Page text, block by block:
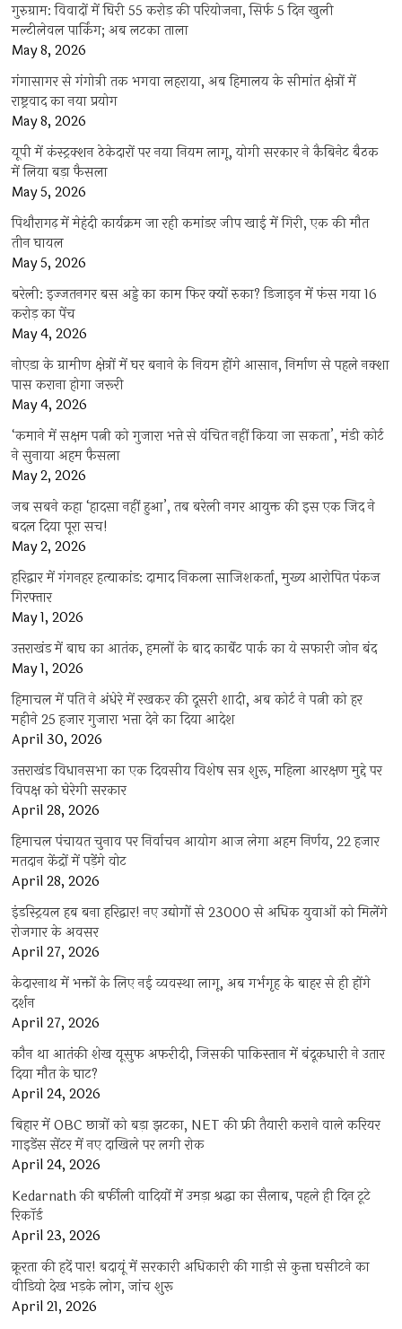
गुरुग्राम: विवादों में घिरी 55 करोड़ की परियोजना, सिर्फ 5 दिन खुली
मल्टीलेवल पार्किंग; अब लटका ताला
May 8, 2026
गंगासागर से गंगोत्री तक भगवा लहराया, अब हिमालय के सीमांत क्षेत्रों में
राष्ट्रवाद का नया प्रयोग
May 8, 2026
यूपी में कंस्ट्रक्शन ठेकेदारों पर नया नियम लागू, योगी सरकार ने कैबिनेट बैठक
में लिया बड़ा फैसला
May 5, 2026
पिथौरागढ़ में मेहंदी कार्यक्रम जा रही कमांडर जीप खाई में गिरी, एक की मौत
तीन घायल
May 5, 2026
बरेली: इज्जतनगर बस अड्डे का काम फिर क्यों रुका? डिजाइन में फंस गया 16
करोड़ का पेंच
May 4, 2026
नोएडा के ग्रामीण क्षेत्रों में घर बनाने के नियम होंगे आसान, निर्माण से पहले नक्शा
पास कराना होगा जरूरी
May 4, 2026
‘कमाने में सक्षम पत्नी को गुजारा भत्ते से वंचित नहीं किया जा सकता’, मंडी कोर्ट
ने सुनाया अहम फैसला
May 2, 2026
जब सबने कहा ‘हादसा नहीं हुआ’, तब बरेली नगर आयुक्त की इस एक जिद ने
बदल दिया पूरा सच!
May 2, 2026
हरिद्वार में गंगनहर हत्याकांड: दामाद निकला साजिशकर्ता, मुख्य आरोपित पंकज
गिरफ्तार
May 1, 2026
उत्तराखंड में बाघ का आतंक, हमलों के बाद कार्बेट पार्क का ये सफारी जोन बंद
May 1, 2026
हिमाचल में पति ने अंधेरे में रखकर की दूसरी शादी, अब कोर्ट ने पत्नी को हर
महीने 25 हजार गुजारा भत्ता देने का दिया आदेश
April 30, 2026
उत्तराखंड विधानसभा का एक दिवसीय विशेष सत्र शुरू, महिला आरक्षण मुद्दे पर
विपक्ष को घेरेगी सरकार
April 28, 2026
हिमाचल पंचायत चुनाव पर निर्वाचन आयोग आज लेगा अहम निर्णय, 22 हजार
मतदान केंद्रों में पड़ेंगे वोट
April 28, 2026
इंडस्ट्रियल हब बना हरिद्वार! नए उद्योगों से 23000 से अधिक युवाओं को मिलेंगे
रोजगार के अवसर
April 27, 2026
केदारनाथ में भक्तों के लिए नई व्यवस्था लागू, अब गर्भगृह के बाहर से ही होंगे
दर्शन
April 27, 2026
कौन था आतंकी शेख यूसुफ अफरीदी, जिसकी पाकिस्तान में बंदूकधारी ने उतार
दिया मौत के घाट?
April 24, 2026
बिहार में OBC छात्रों को बड़ा झटका, NET की फ्री तैयारी कराने वाले करियर
गाइडेंस सेंटर में नए दाखिले पर लगी रोक
April 24, 2026
Kedarnath की बर्फीली वादियों में उमड़ा श्रद्धा का सैलाब, पहले ही दिन टूटे
रिकॉर्ड
April 23, 2026
क्रूरता की हदें पार! बदायूं में सरकारी अधिकारी की गाड़ी से कुत्ता घसीटने का
वीडियो देख भड़के लोग, जांच शुरू
April 21, 2026